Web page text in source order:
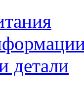
детали